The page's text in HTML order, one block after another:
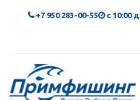
+7 950 283-00-55 с 10:00